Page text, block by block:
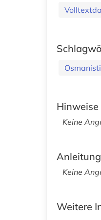
Hinweise
Keine
Anleitung
Keine
Weitere